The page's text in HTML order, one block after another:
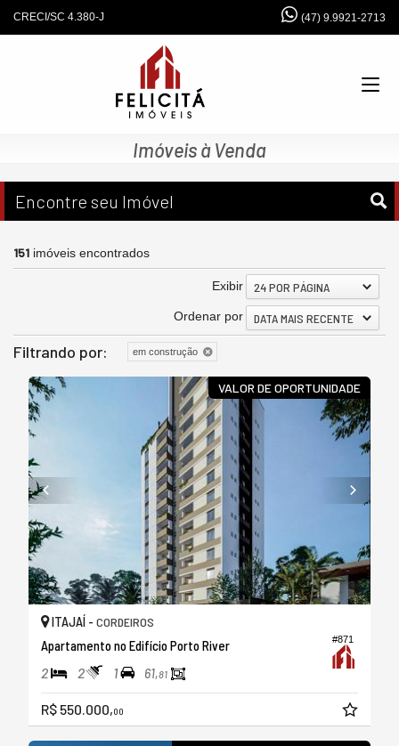
CRECI/SC 4.380-J (47) 9.9921-2713
Imóveis à Venda
Encontre seu Imóvel
151 imóveis encontrados
Exibir 24 POR PÁGINA
Ordenar por DATA MAIS RECENTE
Filtrando por: em construção
VALOR DE OPORTUNIDADE
#871
ITAJAÍ - CORDEIROS
Apartamento no Edifício Porto River
2 2 1 61,81
R$ 550.000,00